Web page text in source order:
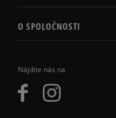
Nájdite nás na
O SPOLOČNOSTI